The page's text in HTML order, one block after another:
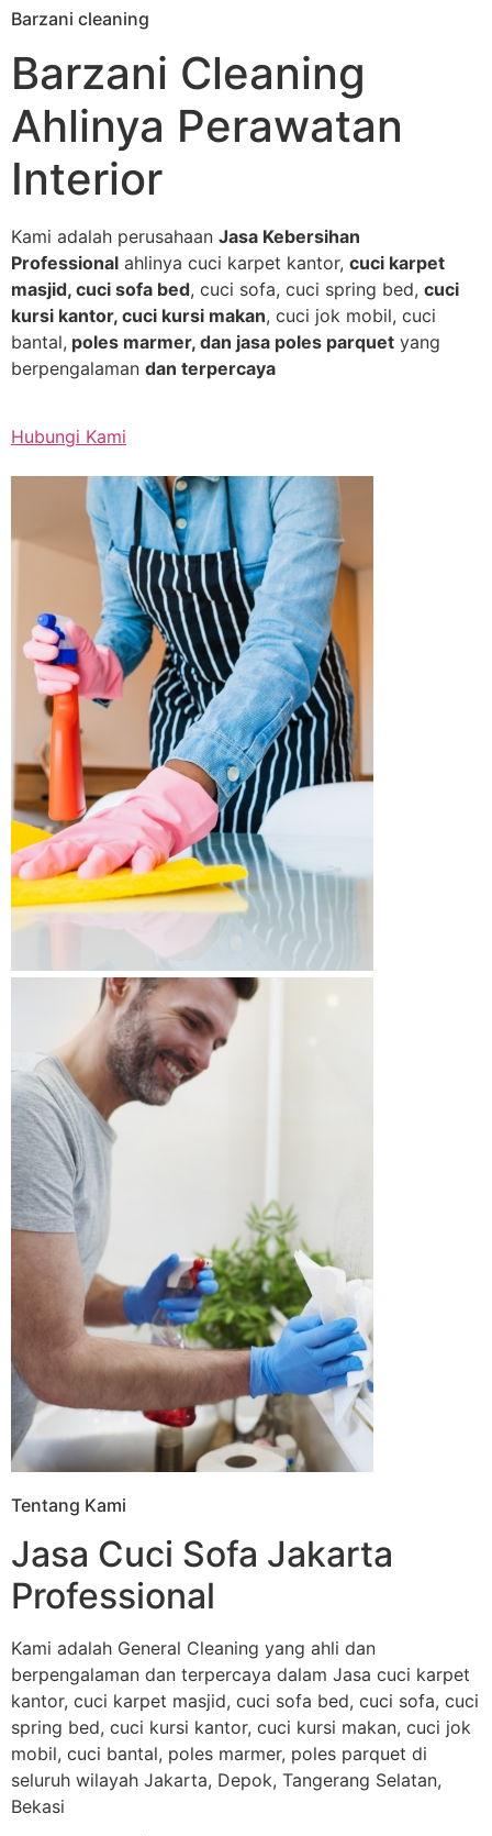
Skip
content
Barzani cleaning
Barzani Cleaning
Ahlinya Perawatan
Interior
Kami adalah perusahaan Jasa Kebersihan
Professional ahlinya cuci karpet kantor, cuci karpet
masjid, cuci sofa bed, cuci sofa, cuci spring bed, cuci
kursi kantor, cuci kursi makan, cuci jok mobil, cuci
bantal, poles marmer, dan jasa poles parquet yang
berpengalaman dan terpercaya
Hubungi Kami
Tentang Kami
Jasa Cuci Sofa Jakarta
Professional
Kami adalah General Cleaning yang ahli dan
berpengalaman dan terpercaya dalam Jasa cuci karpet
kantor, cuci karpet masjid, cuci sofa bed, cuci sofa, cuci
spring bed, cuci kursi kantor, cuci kursi makan, cuci jok
mobil, cuci bantal, poles marmer, poles parquet di
seluruh wilayah Jakarta, Depok, Tangerang Selatan,
Bekasi